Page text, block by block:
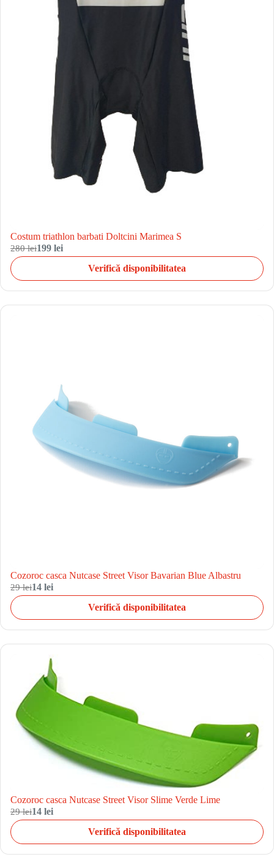
Costum triathlon barbati Doltcini Marimea S
280 lei199 lei
Verifică disponibilitatea
Cozoroc casca Nutcase Street Visor Bavarian Blue Albastru
29 lei14 lei
Verifică disponibilitatea
Cozoroc casca Nutcase Street Visor Slime Verde Lime
29 lei14 lei
Verifică disponibilitatea